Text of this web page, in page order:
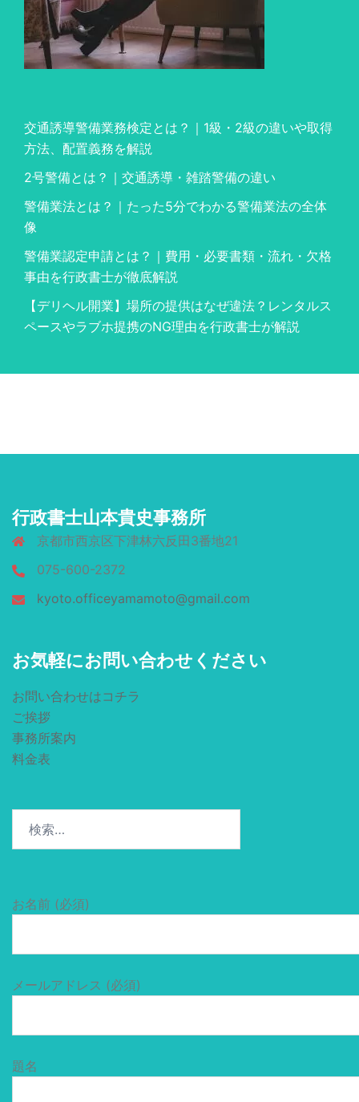
交通誘導警備業務検定とは？｜1級・2級の違いや取得
方法、配置義務を解説
2号警備とは？｜交通誘導・雑踏警備の違い
警備業法とは？｜たった5分でわかる警備業法の全体
像
警備業認定申請とは？｜費用・必要書類・流れ・欠格
事由を行政書士が徹底解説
【デリヘル開業】場所の提供はなぜ違法？レンタルス
ペースやラブホ提携のNG理由を行政書士が解説
行政書士山本貴史事務所
京都市西京区下津林六反田3番地21
075-600-2372
kyoto.officeyamamoto@gmail.com
お気軽にお問い合わせください
お問い合わせはコチラ
ご挨拶
事務所案内
料金表
お名前 (必須)
メールアドレス (必須)
題名